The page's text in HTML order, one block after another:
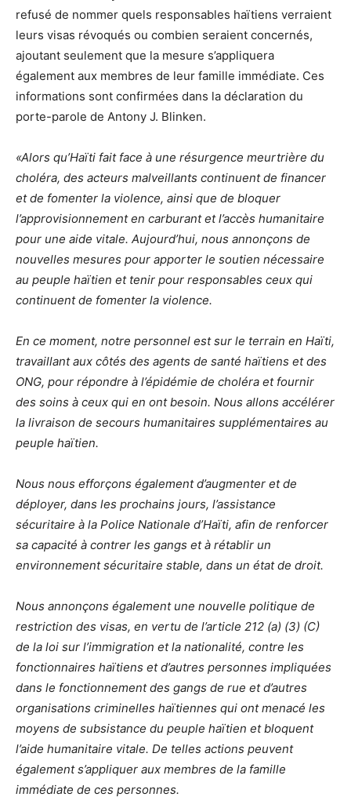
refusé de nommer quels responsables haïtiens verraient
leurs visas révoqués ou combien seraient concernés,
ajoutant seulement que la mesure s’appliquera
également aux membres de leur famille immédiate. Ces
informations sont confirmées dans la déclaration du
porte-parole de Antony J. Blinken.
«Alors qu’Haïti fait face à une résurgence meurtrière du
choléra, des acteurs malveillants continuent de financer
et de fomenter la violence, ainsi que de bloquer
l’approvisionnement en carburant et l’accès humanitaire
pour une aide vitale. Aujourd’hui, nous annonçons de
nouvelles mesures pour apporter le soutien nécessaire
au peuple haïtien et tenir pour responsables ceux qui
continuent de fomenter la violence.
En ce moment, notre personnel est sur le terrain en Haïti,
travaillant aux côtés des agents de santé haïtiens et des
ONG, pour répondre à l’épidémie de choléra et fournir
des soins à ceux qui en ont besoin. Nous allons accélérer
la livraison de secours humanitaires supplémentaires au
peuple haïtien.
Nous nous efforçons également d’augmenter et de
déployer, dans les prochains jours, l’assistance
sécuritaire à la Police Nationale d’Haïti, afin de renforcer
sa capacité à contrer les gangs et à rétablir un
environnement sécuritaire stable, dans un état de droit.
Nous annonçons également une nouvelle politique de
restriction des visas, en vertu de l’article 212 (a) (3) (C)
de la loi sur l’immigration et la nationalité, contre les
fonctionnaires haïtiens et d’autres personnes impliquées
dans le fonctionnement des gangs de rue et d’autres
organisations criminelles haïtiennes qui ont menacé les
moyens de subsistance du peuple haïtien et bloquent
l’aide humanitaire vitale. De telles actions peuvent
également s’appliquer aux membres de la famille
immédiate de ces personnes.